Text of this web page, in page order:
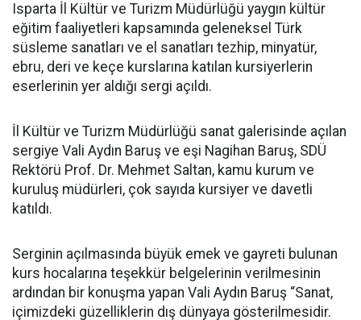
Isparta İl Kültür ve Turizm Müdürlüğü yaygın kültür
eğitim faaliyetleri kapsamında geleneksel Türk
süsleme sanatları ve el sanatları tezhip, minyatür,
ebru, deri ve keçe kurslarına katılan kursiyerlerin
eserlerinin yer aldığı sergi açıldı.
İl Kültür ve Turizm Müdürlüğü sanat galerisinde açılan
sergiye Vali Aydın Baruş ve eşi Nagihan Baruş, SDÜ
Rektörü Prof. Dr. Mehmet Saltan, kamu kurum ve
kuruluş müdürleri, çok sayıda kursiyer ve davetli
katıldı.
Serginin açılmasında büyük emek ve gayreti bulunan
kurs hocalarına teşekkür belgelerinin verilmesinin
ardından bir konuşma yapan Vali Aydın Baruş “Sanat,
içimizdeki güzelliklerin dış dünyaya gösterilmesidir.